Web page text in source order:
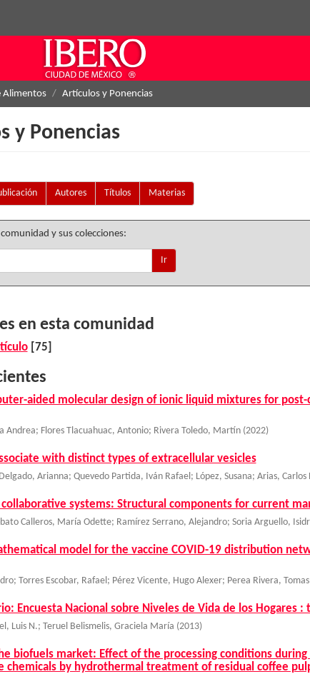
Alimentos Artículos y Ponencias
y Ponencias
Autores Títulos Materias
y sus colecciones:
Ir
en esta comunidad
[75]
aided molecular design of ionic liquid mixtures for
Andrea; Flores Tlacuahuac, Antonio; Rivera Toledo, Martín (2022)
with distinct types of extracellular vesicles
Arianna; Quevedo Partida, Iván Rafael ; López, Susana; Arias, Carlos
systems: Structural components for current
Calleros, María Odette; Ramírez Serrano, Alejandro; Soria Arguello,
model for the vaccine COVID-19 distribution
; Torres Escobar, Rafael ; Pérez Vicente, Hugo Alexer; Perea Rivera,
Encuesta Nacional sobre Niveles de Vida de los Hogares :
Luis N.; Teruel Belismelis, Graciela María (2013)
biofuels market: Effect of the processing conditions
chemicals by hydrothermal treatment of residual coffee